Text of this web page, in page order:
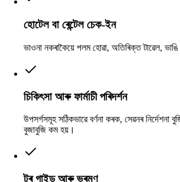
হোটেল বা ৰেন্টেল চেক-ইন
ভাওনা নকৰাকৈয়ে পলম হোৱা, অতিৰিক্ত টাৱেল, ভাঙি
চিকিৎসা আৰু ফাৰ্মাচী পৰিদৰ্শন
উপসৰ্গসমূহ সঠিকভাৱে বৰ্ণনা কৰক, সেৱনৰ
বুজাবুজি কম হয়।
টুৰ গাইড আৰু ভ্ৰমণ